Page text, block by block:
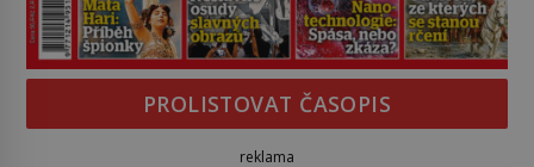
PROLISTOVAT ČASOPIS
reklama